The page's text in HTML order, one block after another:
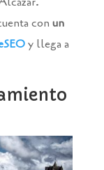
con un
y llega a